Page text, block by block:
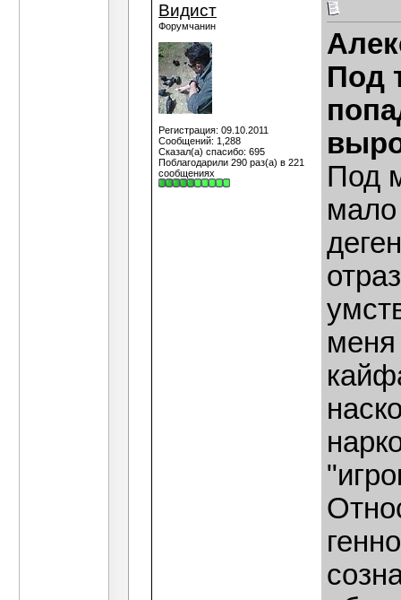
Видист
Форумчанин
Регистрация: 09.10.2011
Сообщений: 1,288
Сказал(а) спасибо: 695
Поблагодарили 290 раз(а) в 221
сообщениях
Под
Под